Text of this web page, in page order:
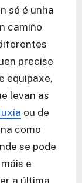
só é unha
camiño
precise
equipaxe,
levan as
ou de
como
se pode
e